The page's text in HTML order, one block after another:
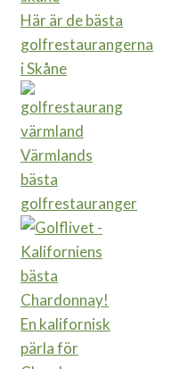
Här är de bästa
golfrestaurangerna
i Skåne
Värmlands
bästa
golfrestauranger
En kalifornisk
pärla för